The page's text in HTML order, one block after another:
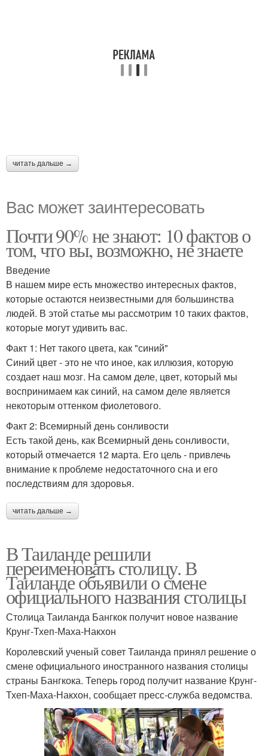
читать дальше →
Вас может заинтересовать
Почти 90% не знают: 10 фактов о
том, что вы, возможно, не знаете
Введение
В нашем мире есть множество интересных фактов,
которые остаются неизвестными для большинства
людей. В этой статье мы рассмотрим 10 таких фактов,
которые могут удивить вас.
Факт 1: Нет такого цвета, как "синий"
Синий цвет - это не что иное, как иллюзия, которую
создает наш мозг. На самом деле, цвет, который мы
воспринимаем как синий, на самом деле является
некоторым оттенком фиолетового.
Факт 2: Всемирный день сонливости
Есть такой день, как Всемирный день сонливости,
который отмечается 12 марта. Его цель - привлечь
внимание к проблеме недостаточного сна и его
последствиям для здоровья.
читать дальше →
В Таиланде решили
переименовать столицу. В
Таиланде объявили о смене
официального названия столицы
Столица Таиланда Бангкок получит новое название
Крунг-Тхеп-Маха-Накхон
Королевский ученый совет Таиланда принял решение о
смене официального иностранного названия столицы
страны Бангкока. Теперь город получит название Крунг-
Тхеп-Маха-Накхон, сообщает пресс-служба ведомства.